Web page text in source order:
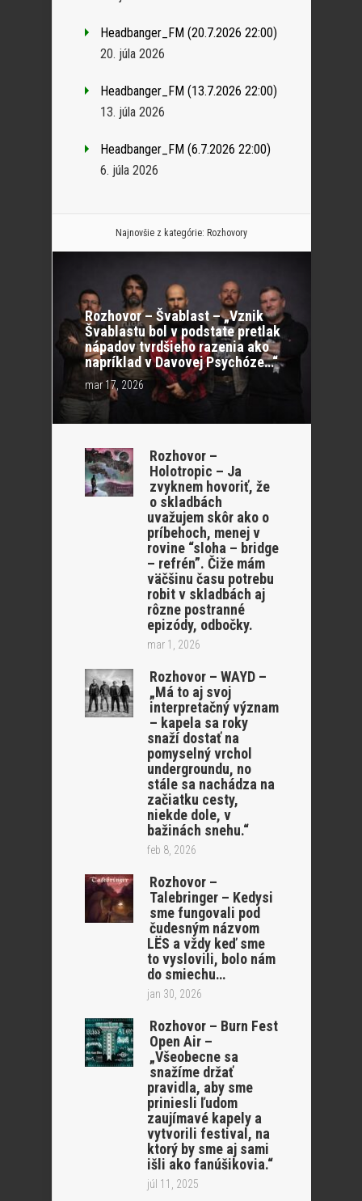
Headbanger_FM (20.7.2026 22:00)
20. júla 2026
Headbanger_FM (13.7.2026 22:00)
13. júla 2026
Headbanger_FM (6.7.2026 22:00)
6. júla 2026
Najnovšie z kategórie: Rozhovory
Rozhovor – Švablast – „Vznik
Švablastu bol v podstate pretlak
nápadov tvrdšieho razenia ako
napríklad v Davovej Psychóze…“
mar 17, 2026
Rozhovor –
Holotropic – Ja
zvyknem hovoriť, že
o skladbách
uvažujem skôr ako o
príbehoch, menej v
rovine “sloha – bridge
– refrén”. Čiže mám
väčšinu času potrebu
robit v skladbách aj
rôzne postranné
epizódy, odbočky.
mar 1, 2026
Rozhovor – WAYD –
„Má to aj svoj
interpretačný význam
– kapela sa roky
snaží dostať na
pomyselný vrchol
undergroundu, no
stále sa nachádza na
začiatku cesty,
niekde dole, v
bažinách snehu.“
feb 8, 2026
Rozhovor –
Talebringer – Kedysi
sme fungovali pod
čudesným názvom
LËS a vždy keď sme
to vyslovili, bolo nám
do smiechu…
jan 30, 2026
Rozhovor – Burn Fest
Open Air –
„Všeobecne sa
snažíme držať
pravidla, aby sme
priniesli ľudom
zaujímavé kapely a
vytvorili festival, na
ktorý by sme aj sami
išli ako fanúšikovia.“
júl 11, 2025